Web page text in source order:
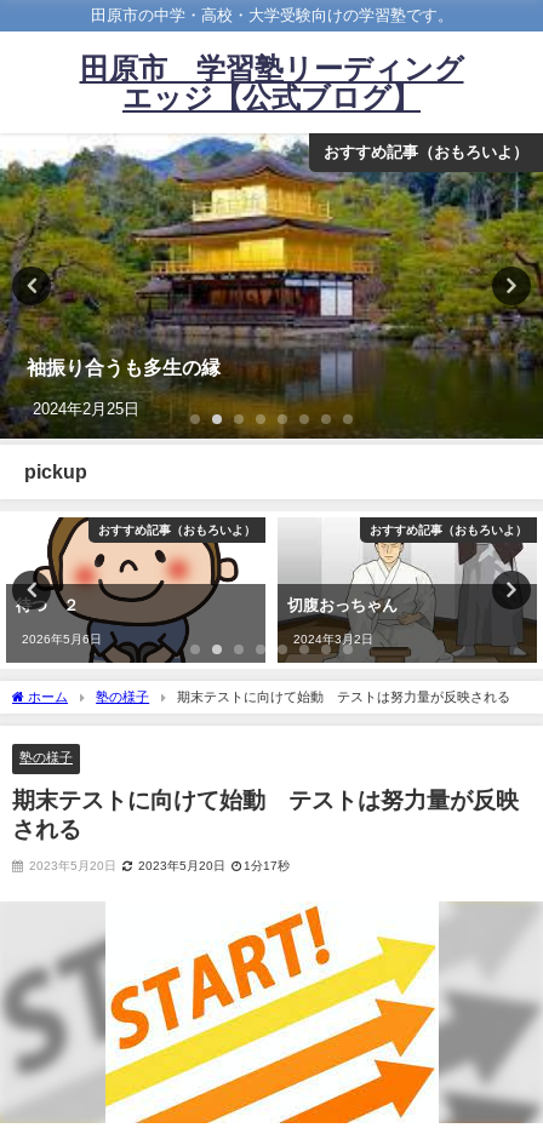
田原市の中学・高校・大学受験向けの学習塾です。
田原市 学習塾リーディング
エッジ【公式ブログ】
おすすめ記事（おもろいよ）
袖振り合うも多生の縁
2024年2月25日
pickup
おすすめ記事（おもろいよ）
待つ ２
2026年5月6日
おすすめ記事（おもろいよ）
切腹おっちゃん
2024年3月2日
ホーム 塾の様子 期末テストに向けて始動 テストは努力量が反映される
塾の様子
期末テストに向けて始動 テストは努力量が反映
される
2023年5月20日 2023年5月20日 1分17秒